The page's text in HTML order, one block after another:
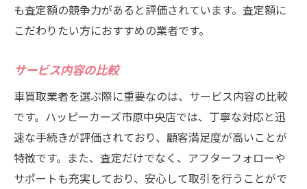
も査定額の競争力があると評価されています。査定額に
こだわりたい方におすすめの業者です。
サービス内容の比較
車買取業者を選ぶ際に重要なのは、サービス内容の比較
です。ハッピーカーズ市原中央店では、丁寧な対応と迅
速な手続きが評価されており、顧客満足度が高いことが
特徴です。また、査定だけでなく、アフターフォローや
サポートも充実しており、安心して取引を行うことがで